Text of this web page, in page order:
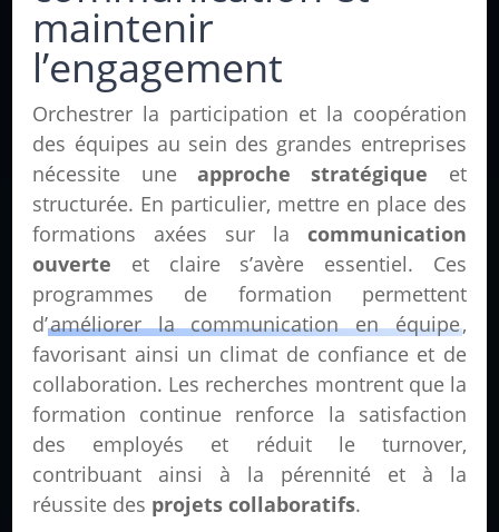
maintenir
l’engagement
Orchestrer la participation et la coopération
des équipes au sein des grandes entreprises
nécessite une approche stratégique et
structurée. En particulier, mettre en place des
formations axées sur la communication
ouverte et claire s’avère essentiel. Ces
programmes de formation permettent
d’améliorer la communication en équipe,
favorisant ainsi un climat de confiance et de
collaboration. Les recherches montrent que la
formation continue renforce la satisfaction
des employés et réduit le turnover,
contribuant ainsi à la pérennité et à la
réussite des projets collaboratifs.